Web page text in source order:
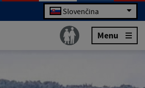
Slovenčina
Menu